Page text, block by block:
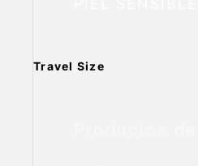
Travel Size